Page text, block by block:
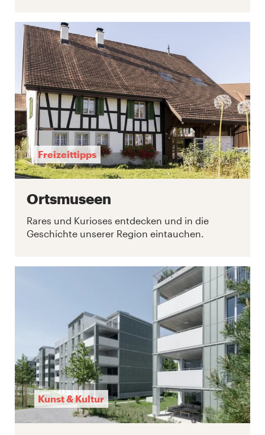
Freizeittipps
Ortsmuseen
Rares und Kurioses entdecken und in die
Geschichte unserer Region eintauchen.
Kunst & Kultur